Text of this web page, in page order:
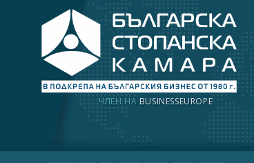
ЧЛЕН НА BUSINESSEUROPE